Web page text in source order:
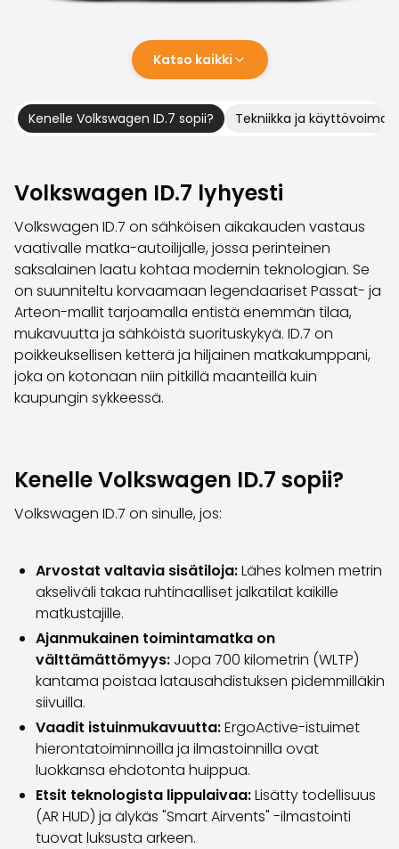
Hyötyajoneuvot
Huutokauppa-autot
Automerkit
Audi
BMW
Kia
Mercedes-Benz
Polestar
Skoda
Tesla
Toyota
Volkswagen
Volvo
Myy autosi
Myy yrityksen auto
Artikkeleita auton myyntiin liittyen
Tuotteet ja palvelut
Autoilun lisäpalvelut
SakaVarma
SakaKasko
Rahoitus
Kotiintoimitus
SakaVarma hyötyajoneuvoille
Varusteet autoosi
Vetokoukut
Renkaat autoon
Auton ostaminen etänä
Saka Select
Uutiset ja kampanjat
Katso kaikki
Kenelle Volkswagen ID.7 sopii? Tekniikka ja käyttövoimat
Volkswagen ID.7 lyhyesti
Volkswagen ID.7 on sähköisen aikakauden vastaus
vaativalle matka-autoilijalle, jossa perinteinen
saksalainen laatu kohtaa modernin teknologian. Se
on suunniteltu korvaamaan legendaariset Passat- ja
Arteon-mallit tarjoamalla entistä enemmän tilaa,
mukavuutta ja sähköistä suorituskykyä. ID.7 on
poikkeuksellisen ketterä ja hiljainen matkakumppani,
joka on kotonaan niin pitkillä maanteillä kuin
kaupungin sykkeessä.
Kenelle Volkswagen ID.7 sopii?
Volkswagen ID.7 on sinulle, jos:
Arvostat valtavia sisätiloja:Lähes kolmen metrin
akseliväli takaa ruhtinaalliset jalkatilat kaikille
matkustajille.
Ajanmukainen toimintamatka on
välttämättömyys: Jopa 700 kilometrin (WLTP)
kantama poistaa latausahdistuksen pidemmilläkin
siivuilla.
Vaadit istuinmukavuutta:ErgoActive-istuimet
hierontatoiminnoilla ja ilmastoinnilla ovat
luokkansa ehdotonta huippua.
Etsit teknologista lippulaivaa:Lisätty todellisuus
(AR HUD) ja älykäs "Smart Airvents" -ilmastointi
tuovat luksusta arkeen.